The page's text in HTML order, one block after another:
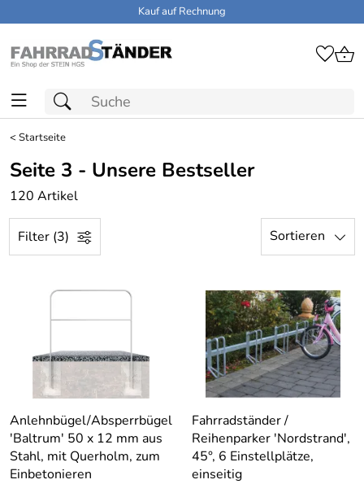
Kauf auf Rechnung
<Startseite
Seite 3 - Unsere Bestseller
120 Artikel
Filter (3) Sortieren
Anlehnbügel/Absperrbügel
′Baltrum′ 50 x 12 mm aus
Stahl, mit Querholm, zum
Einbetonieren
Fahrradständer /
Reihenparker ′Nordstrand′,
45°, 6 Einstellplätze,
einseitig